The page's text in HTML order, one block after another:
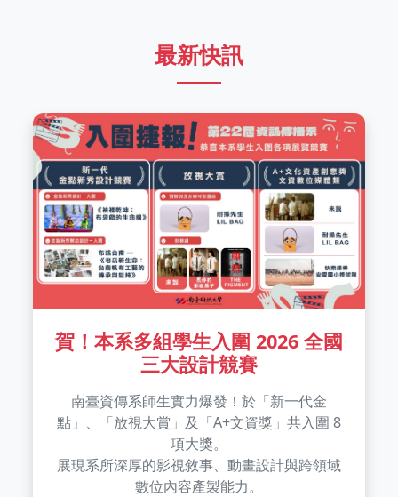
最新快訊
賀！本系多組學生入圍 2026 全國
三大設計競賽
南臺資傳系師生實力爆發！於「新一代金
點」、「放視大賞」及「A+文資獎」共入圍 8
項大獎。
展現系所深厚的影視敘事、動畫設計與跨領域
數位內容產製能力。